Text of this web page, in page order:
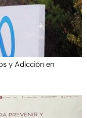
y Adicción en